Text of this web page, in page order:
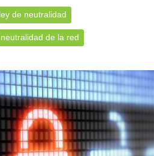
ley de neutralidad
neutralidad de la red